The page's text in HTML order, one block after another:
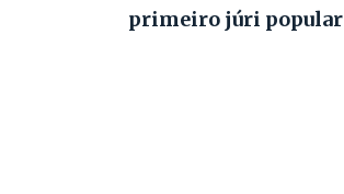
primeiro júri popular